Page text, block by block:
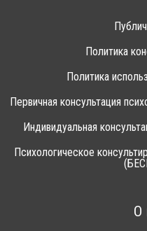
Политика
Политика
Первичная консультация
Индивидуальная
Психологическое
О